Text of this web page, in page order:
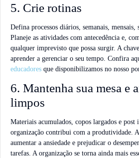
5. Crie rotinas
Defina processos diários, semanais, mensais,
Planeje as atividades com antecedência e,
qualquer imprevisto que possa surgir. A
aprender a gerenciar o seu tempo. Confira
educadores que disponibilizamos no nosso
6. Mantenha sua mesa e
limpos
Materiais acumulados, copos largados e post
organização contribui com a produtividade. A
aumentar a ansiedade e prejudicar o
tarefas. A organização se torna ainda mais